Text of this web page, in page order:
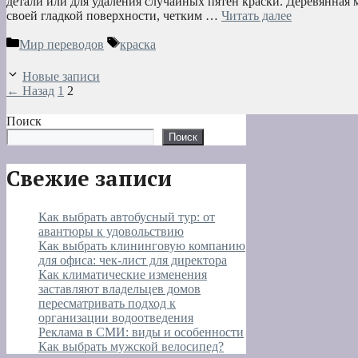
своей гладкой поверхности, четким … Читать далее
Рубрики
Мир переводов Метки
краска
Новые записи
← Назад Страница
1 Страница
2
Поиск
Поиск
Свежие записи
Как выбрать автобусный тур: от
авантюры к удовольствию
Как выбрать клининговую компанию
для офиса: чек-лист для директора
Как климатические изменения
заставляют владельцев домов
пересматривать подход к
организации водоотведения
Реклама в СМИ: виды и особенности
Как выбрать мужской велосипед?